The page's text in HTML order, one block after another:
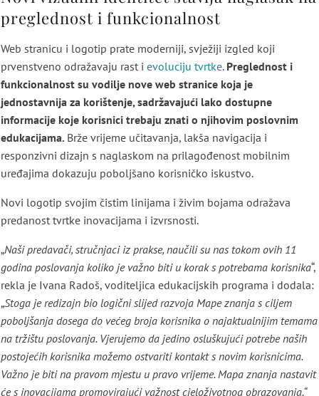
preglednost i funkcionalnost
Web stranicu i logotip prate moderniji, svježiji izgled koji
prvenstveno odražavaju rast i evoluciju tvrtke. Preglednost i
funkcionalnost su vodilje nove web stranice koja je
jednostavnija za korištenje, sadržavajući lako dostupne
informacije koje korisnici trebaju znati o njihovim poslovnim
edukacijama. Brže vrijeme učitavanja, lakša navigacija i
responzivni dizajn s naglaskom na prilagođenost mobilnim
uređajima dokazuju poboljšano korisničko iskustvo.
Novi logotip svojim čistim linijama i živim bojama odražava
predanost tvrtke inovacijama i izvrsnosti.
„Naši predavači, stručnjaci iz prakse, naučili su nas tokom ovih 11
godina poslovanja koliko je važno biti u korak s potrebama korisnika“,
rekla je Ivana Radoš, voditeljica edukacijskih programa i dodala:
„Stoga je redizajn bio logični slijed razvoja Mape znanja s ciljem
poboljšanja dosega do većeg broja korisnika o najaktualnijim temama
na tržištu poslovanja. Vjerujemo da jedino osluškujući potrebe naših
postojećih korisnika možemo ostvariti kontakt s novim korisnicima.
Važno je biti na pravom mjestu u pravo vrijeme. Mapa znanja nastavit
će s inovacijama promovirajući važnost cjeloživotnog obrazovanja.“